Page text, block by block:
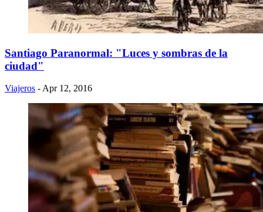
Santiago Paranormal: "Luces y sombras de la
ciudad"
Viajeros - Apr 12, 2016